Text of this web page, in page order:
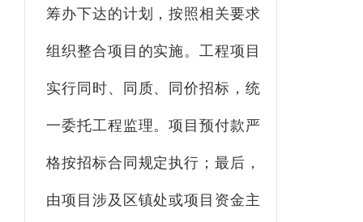
筹办下达的计划，按照相关要求
组织整合项目的实施。工程项目
实行同时、同质、同价招标，统
一委托工程监理。项目预付款严
格按招标合 同规定执行 ；最后，
由项目涉及区镇处或项目资金主